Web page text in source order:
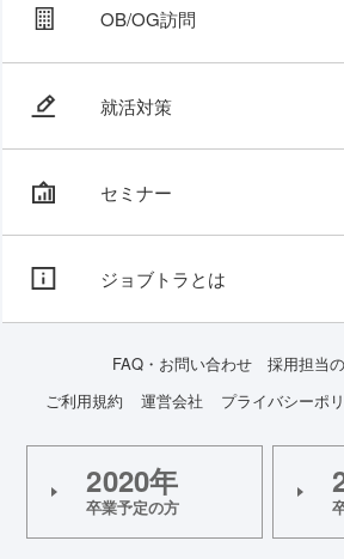
OB/OG訪問
就活対策
セミナー
ジョブトラとは
FAQ・お問い合わせ 採用担当
ご利用規約
運営会社 プライバシーポ
2020年
卒業予定の方